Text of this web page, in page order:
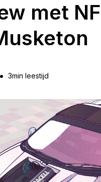
met
• 3min leestijd